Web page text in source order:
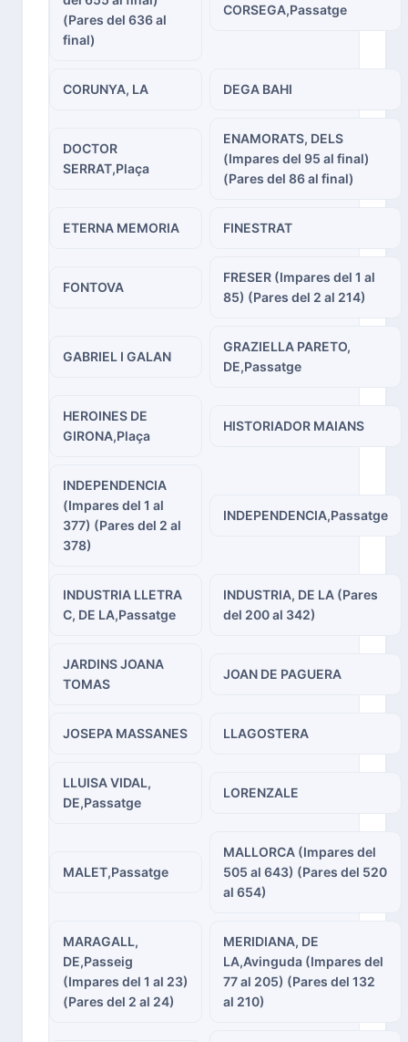
(Pares del 636 al
final)
CORSEGA,Passatge
CORUNYA, LA DEGA BAHI
DOCTOR
SERRAT,Plaça
ENAMORATS, DELS
(Impares del 95 al final)
(Pares del 86 al final)
ETERNA MEMORIA FINESTRAT
FONTOVA
FRESER (Impares del 1 al
85) (Pares del 2 al 214)
GABRIEL I GALAN
GRAZIELLA PARETO,
DE,Passatge
HEROINES DE
GIRONA,Plaça
HISTORIADOR MAIANS
INDEPENDENCIA
(Impares del 1 al
377) (Pares del 2 al
378)
INDEPENDENCIA,Passatge
INDUSTRIA LLETRA
C, DE LA,Passatge
INDUSTRIA, DE LA (Pares
del 200 al 342)
JARDINS JOANA
TOMAS
JOAN DE PAGUERA
JOSEPA MASSANES LLAGOSTERA
LLUISA VIDAL,
DE,Passatge
LORENZALE
MALET,Passatge
MALLORCA (Impares del
505 al 643) (Pares del 520
al 654)
MARAGALL,
DE,Passeig
(Impares del 1 al 23)
(Pares del 2 al 24)
MERIDIANA, DE
LA,Avinguda (Impares del
77 al 205) (Pares del 132
al 210)